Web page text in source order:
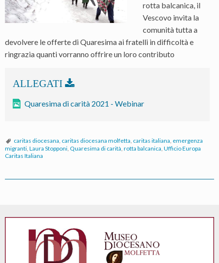
rotta balcanica, il
Vescovo invita la
comunità tutta a
devolvere le offerte di Quaresima ai fratelli in difficoltà e
ringrazia quanti vorranno offrire un loro contributo
Quaresima di carità 2021 - Webinar
caritas diocesana, caritas diocesana molfetta, caritas italiana, emergenza
migranti, Laura Stopponi, Quaresima di carità, rotta balcanica, Ufficio Europa
Caritas Italiana